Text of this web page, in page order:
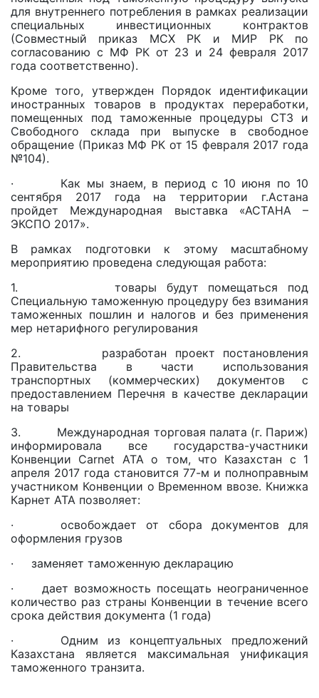
для внутреннего потребления в рамках реализации
специальных инвестиционных контрактов
(Совместный приказ МСХ РК и МИР РК по
согласованию с МФ РК от 23 и 24 февраля 2017
года соответственно).
Кроме того, утвержден Порядок идентификации
иностранных товаров в продуктах переработки,
помещенных под таможенные процедуры СТЗ и
Свободного склада при выпуске в свободное
обращение (Приказ МФ РК от 15 февраля 2017 года
№104).
· Как мы знаем, в период с 10 июня по 10
сентября 2017 года на территории г.Астана
пройдет Международная выставка «АСТАНА –
ЭКСПО 2017».
В рамках подготовки к этому масштабному
мероприятию проведена следующая работа:
1. товары будут помещаться под
Специальную таможенную процедуру без взимания
таможенных пошлин и налогов и без применения
мер нетарифного регулирования
2. разработан проект постановления
Правительства в части использования
транспортных (коммерческих) документов с
предоставлением Перечня в качестве декларации
на товары
3. Международная торговая палата (г. Париж)
информировала все государства-участники
Конвенции Carnet ATA о том, что Казахстан с 1
апреля 2017 года становится 77-м и полноправным
участником Конвенции о Временном ввозе. Книжка
Карнет АТА позволяет:
· освобождает от сбора документов для
оформления грузов
· заменяет таможенную декларацию
· дает возможность посещать неограниченное
количество раз страны Конвенции в течение всего
срока действия документа (1 года)
· Одним из концептуальных предложений
Казахстана является максимальная унификация
таможенного транзита.